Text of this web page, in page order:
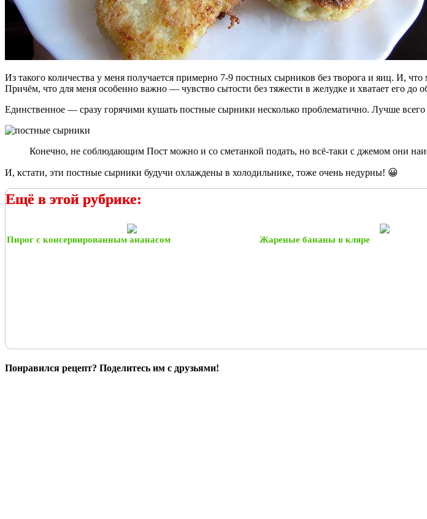
Из такого количества у меня получается примерно 7-9 постных сырников без творога и яиц. И,
Причём, что для меня особенно важно — чувство сытости без тяжести в желудке и хватает его до
Единственное — сразу горячими кушать постные сырники несколько проблематично. Лучше всего
Конечно, не соблюдающим Пост можно и со сметанкой подать, но всё-таки с джемом они
И, кстати, эти постные сырники будучи охлаждены в холодильнике, тоже очень недурны! 😀
Ещё в этой рубрике:
Пирог с консервированным ананасом Жареные бананы в кляре
Понравился рецепт? Поделитесь им с друзьями!